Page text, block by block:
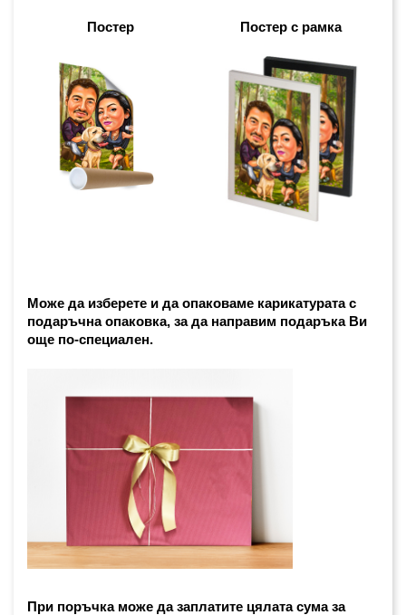
Постер Постер с рамка
Може да изберете и да опаковаме карикатурата с
подаръчна опаковка, за да направим подаръка Ви
още по-специален.
При поръчка може да заплатите цялата сума за